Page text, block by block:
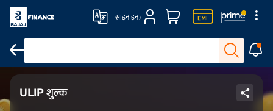
साइन इन
ULIP शुल्क
जीवन बीमा